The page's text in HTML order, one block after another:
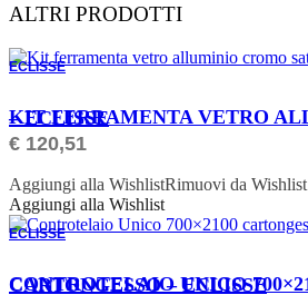
ALTRI PRODOTTI
ECLISSE
ORDINABILE
KIT FERRAMENTA VETRO ALLUMINIO CROMO – ECLISSE
€ 120,51
Aggiungi alla WishlistRimuovi da Wishlist
Aggiungi alla Wishlist
ECLISSE
ORDINABILE
CONTROTELAIO UNICO 700×2100 CARTONGESSO – ECLISSE